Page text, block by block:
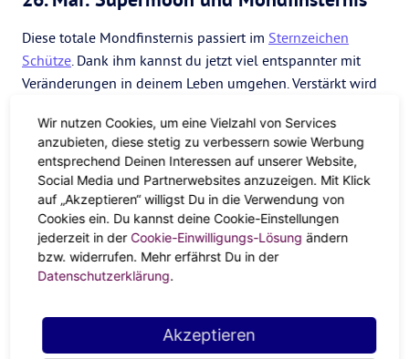
Diese totale Mondfinsternis passiert im Sternzeichen
Schütze. Dank ihm kannst du jetzt viel entspannter mit
Veränderungen in deinem Leben umgehen. Verstärkt wird
2021.
Diegeballte Mondpowermacht vor allem deine Gefühle
viel klarer. Mit dem Schützen grübelst du nicht lange,
sondern stürzt dich mutig ins Abenteuer. Date mit nach
Hause nehmen, filmreifer Abschiedskuss statt Handshake,
Realtalk übers Verliebtsein statt um den Brei zu reden –
Augen zu und einfach machen ist deine Devise.
10. Juni: Sonnenfinsternis
Die Sonnenfinsternis findet im Zeichen derZwillingestatt.
Wir nutzen Cookies, um eine Vielzahl von Services
anzubieten, diese stetig zu verbessern sowie Werbung
entsprechend Deinen Interessen auf unserer Website,
Social Media und Partnerwebsites anzuzeigen. Mit Klick
auf „Akzeptieren“ willigst Du in die Verwendung von
Cookies ein. Du kannst deine Cookie-Einstellungen
jederzeit in der Cookie-Einwilligungs-Lösung ändern
bzw. widerrufen. Mehr erfährst Du in der
Datenschutzerklärung.
Akzeptieren